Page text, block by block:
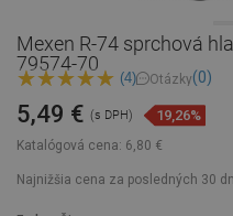
Mexen R-74 sprchová
79574-70
(4) Otázky(0)
Katalógová cena: 6,80 €
5,49 € (s DPH) 19,26%
Najnižšia cena za posledných 30